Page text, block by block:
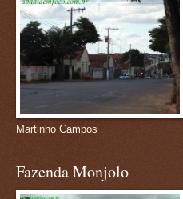
Martinho Campos
Fazenda Monjolo